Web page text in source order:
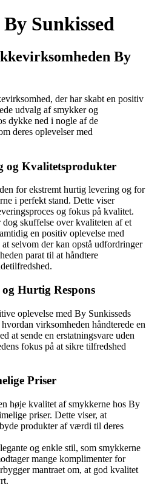
Sunkissed
By
der har skabt en positiv
udvalg af smykker og
dykke ned i nogle af de
deres oplevelser med
og Kvalitetsprodukter
for ekstremt hurtig levering og for
i perfekt stand. Dette viser
og fokus på kvalitet.
skuffelse over kvaliteten af et
en positiv oplevelse med
selvom der kan opstå udfordringer
parat til at håndtere
Hurtig Respons
oplevelse med By Sunkisseds
virksomheden håndterede en
at sende en erstatningsvare uden
fokus på at sikre tilfredshed
Priser
høje kvalitet af smykkerne hos By
priser. Dette viser, at
produkter af værdi til deres
og enkle stil, som smykkerne
mange komplimenter for
mantraet om, at god kvalitet